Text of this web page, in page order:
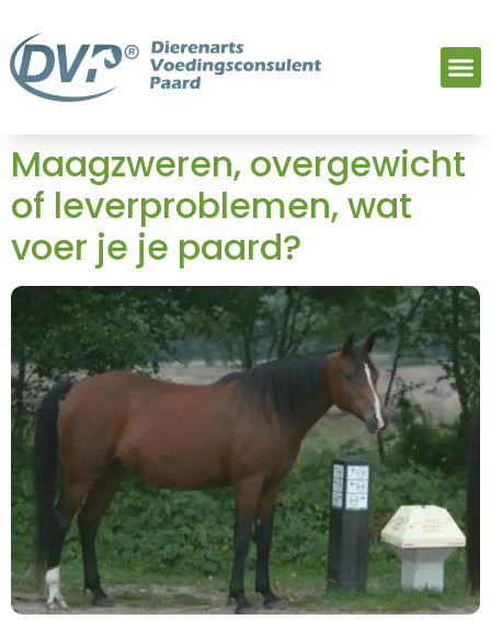
Maagzweren, overgewicht
of leverproblemen, wat
voer je je paard?